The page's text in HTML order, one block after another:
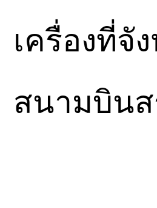
เครื่องที่จั
สนามบินส